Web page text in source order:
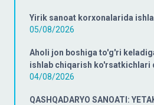
Yirik sanoat korxonalarida
05/08/2026
Aholi jon boshiga to'g'ri
ishlab chiqarish ko'rsatkichlari
04/08/2026
QASHQADARYO SANOATI: